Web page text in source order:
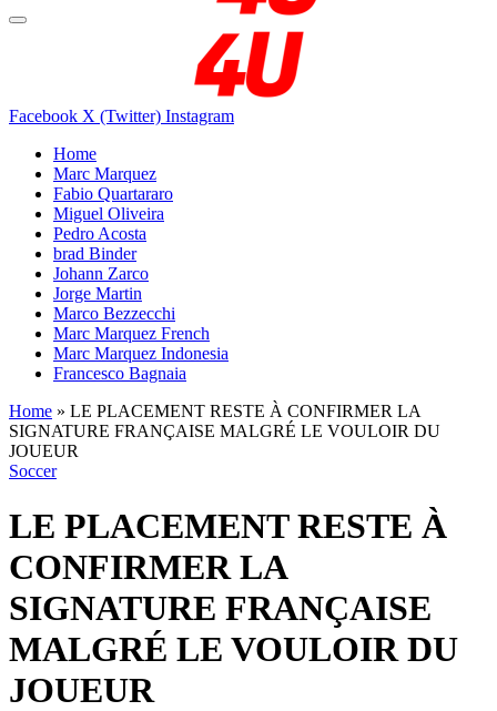
Facebook X (Twitter) Instagram
Home
Marc Marquez
Fabio Quartararo
Miguel Oliveira
Pedro Acosta
brad Binder
Johann Zarco
Jorge Martin
Marco Bezzecchi
Marc Marquez French
Marc Marquez Indonesia
Francesco Bagnaia
Home » LE PLACEMENT RESTE À CONFIRMER LA
SIGNATURE FRANÇAISE MALGRÉ LE VOULOIR DU
JOUEUR
Soccer
LE PLACEMENT RESTE À
CONFIRMER LA
SIGNATURE FRANÇAISE
MALGRÉ LE VOULOIR DU
JOUEUR